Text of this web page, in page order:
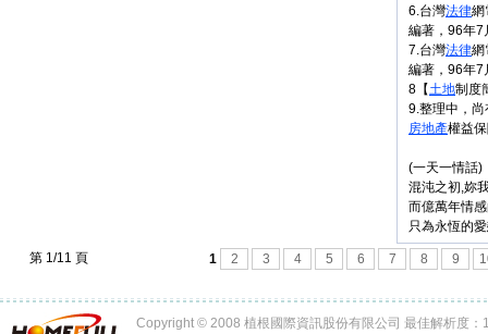
6.台灣法律網
編著，96年7
7.台灣法律網
編著，96年7
8【土地制度
9.整理中，尚
房地產權益
(一天一情話)
混沌之初,妳
而億萬年情
只為永恆的
第 1/11 頁 1 2 3 4 5 6 7 8 9
Copyright © 2008 植根國際資訊股份有限公司 最佳解析度：